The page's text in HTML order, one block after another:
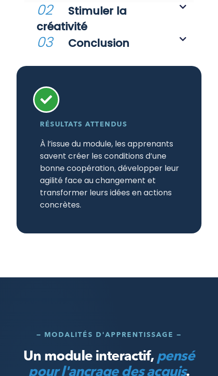
02
Stimuler la
créativité
03 Conclusion
RÉSULTATS ATTENDUS
À l’issue du module, les apprenants
savent créer les conditions d’une
bonne coopération, développer leur
agilité face au changement et
transformer leurs idées en actions
concrètes.
— MODALITÉS D'APPRENTISSAGE —
Un module interactif,pensé
pour l'ancrage des acquis.